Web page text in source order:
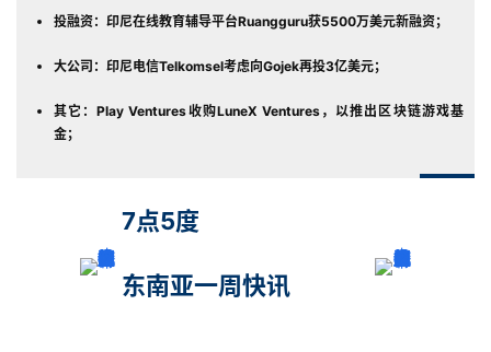
投融资：印尼在线教育辅导平台Ruangguru获5500万美元新融资；
大公司：印尼电信Telkomsel考虑向Gojek再投3亿美元；
其它：Play Ventures收购LuneX Ventures，以推出区块链游戏基
金；
7点5度
东南亚一周快讯